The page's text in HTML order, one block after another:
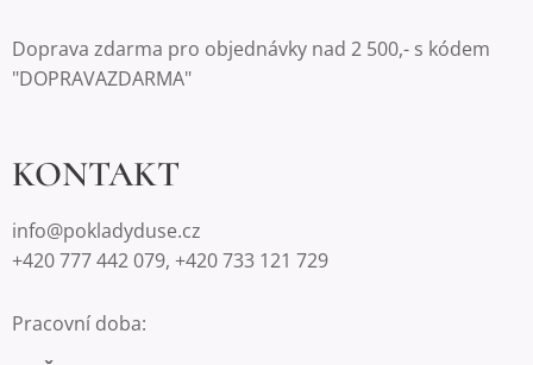
Doprava zdarma pro objednávky nad 2 500,- s kódem
"DOPRAVAZDARMA"
KONTAKT
info@pokladyduse.cz
+420 777 442 079, +420 733 121 729
Pracovní doba: